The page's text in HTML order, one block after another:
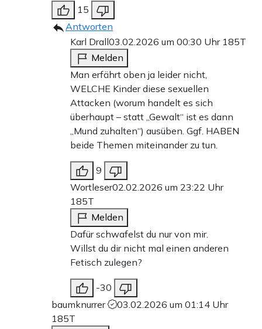
15
Antworten
Karl Drall03.02.2026 um 00:30 Uhr 185T
Melden
Man erfährt oben ja leider nicht,
WELCHE Kinder diese sexuellen
Attacken (worum handelt es sich
überhaupt – statt „Gewalt“ ist es dann
„Mund zuhalten“) ausüben. Ggf. HABEN
beide Themen miteinander zu tun.
9
Wortleser02.02.2026 um 23:22 Uhr
185T
Melden
Dafür schwafelst du nur von mir.
Willst du dir nicht mal einen anderen
Fetisch zulegen?
-30
baumknurrer
03.02.2026 um 01:14 Uhr
185T